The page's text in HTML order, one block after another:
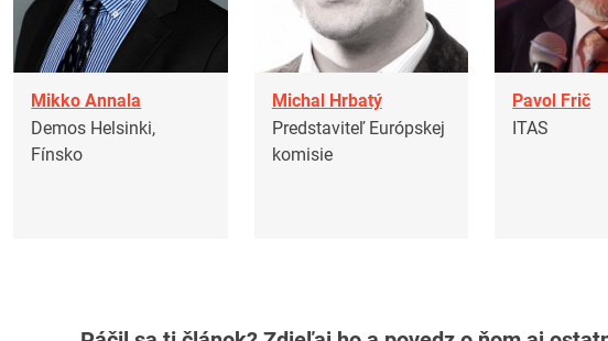
Mikko Annala
Demos Helsinki,
Fínsko
Michal Hrbatý
Predstaviteľ Európskej
komisie
Pavol Frič
ITAS